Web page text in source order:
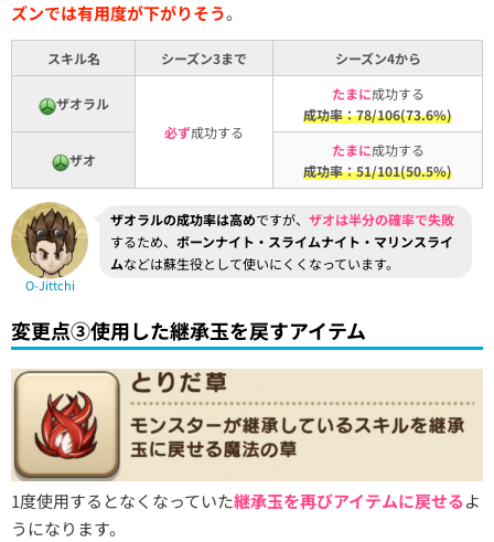
ズンでは有用度が下がりそう。
スキル名 シーズン3まで シーズン4から
ザオラル
必ず成功する
たまに成功する
成功率：78/106(73.6%)
ザオ
たまに成功する
成功率：51/101(50.5%)
O-Jittchi
ザオラルの成功率は高めですが、 ザオは半分の確率で失敗
するため、 ボーンナイト・スライムナイト・マリンスライ
ムなどは蘇生役として使いにくくなっています。
変更点③使用した継承玉を戻すアイテム
1度使用するとなくなっていた継承玉を再びアイテムに戻せるよ
うになります。